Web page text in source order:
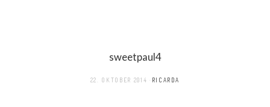
sweetpaul4
22. OKTOBER 2014 RICARDA